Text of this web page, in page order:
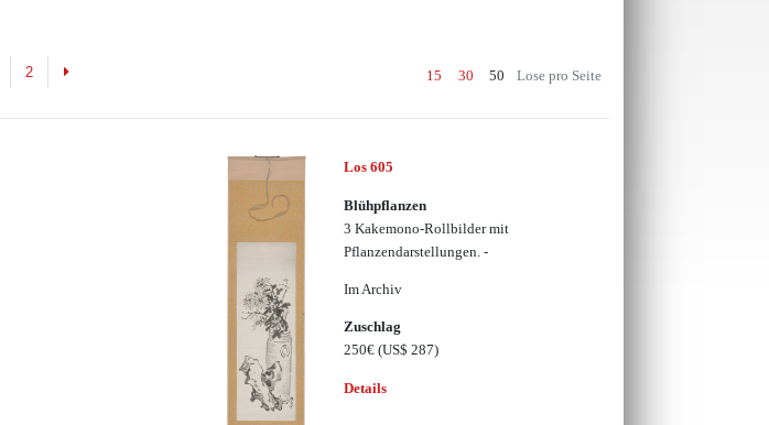
2 Next 15 30 50 Lose pro Seite
Los 605
Blühpflanzen
3 Kakemono-Rollbilder mit
Pflanzendarstellungen. -
Im Archiv
Zuschlag
250€ (US$ 287)
Details